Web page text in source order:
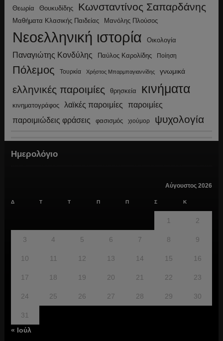
Θεωρία Θουκυδίδης Κωνσταντίνος Σαπαρδάνης
Μαθήματα Κλασικής Παιδείας Μανόλης Πλούσος
Νεοελληνική ιστορία Οικολογία
Παναγιώτης Κονδύλης Παύλος Καρολίδης Ποίηση
Πόλεμος Τουρκία Χρήστος Μπαρμπαγιαννίδης γνωμικά
ελληνικές παροιμίες θρησκεία κινήματα
κινηματογράφος λαϊκές παροιμίες παροιμίες
παροιμιώδεις φράσεις φασισμός χιούμορ ψυχολογία
Ημερολόγιο
Αύγουστος 2026
Δ Τ Τ Π Π Σ Κ
1 2
3 4 5 6 7 8 9
10 11 12 13 14 15 16
17 18 19 20 21 22 23
24 25 26 27 28 29 30
31
« Ιούλ